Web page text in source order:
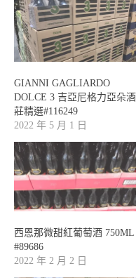
GIANNI GAGLIARDO
DOLCE 3 吉亞尼格力亞朵酒
莊精選#116249
2022 年 5 月 1 日
西恩那微甜紅葡萄酒 750ML
#89686
2022 年 2 月 2 日